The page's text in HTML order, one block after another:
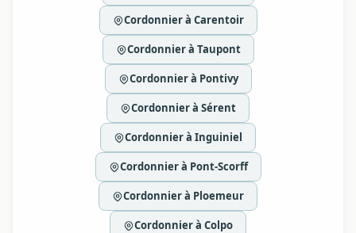
Cordonnier à Carentoir
Cordonnier à Taupont
Cordonnier à Pontivy
Cordonnier à Sérent
Cordonnier à Inguiniel
Cordonnier à Pont-Scorff
Cordonnier à Ploemeur
Cordonnier à Colpo